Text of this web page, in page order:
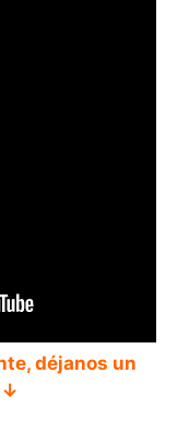
déjanos un
↓